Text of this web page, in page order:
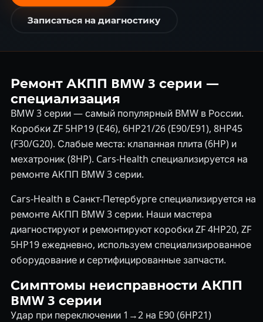
Записаться на диагностику
Ремонт АКПП BMW 3 серии —
специализация
BMW 3 серии — самый популярный BMW в России.
Коробки ZF 5HP19 (E46), 6HP21/26 (E90/E91), 8HP45
(F30/G20). Слабые места: клапанная плита (6HP) и
мехатроник (8HP). Cars-Health специализируется на
ремонте АКПП BMW 3 серии.
Cars-Health в Санкт-Петербурге специализируется на
ремонте АКПП BMW 3 серии. Наши мастера
диагностируют и ремонтируют коробки ZF 4HP20, ZF
5HP19 ежедневно, используем специализированное
оборудование и сертифицированные запчасти.
Симптомы неисправности АКПП
BMW 3 серии
Удар при переключении 1→2 на E90 (6HP21)